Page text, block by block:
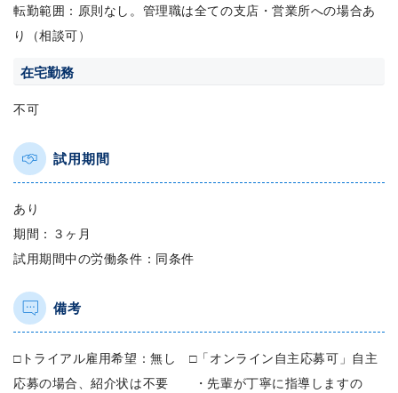
転勤範囲：原則なし。管理職は全ての支店・営業所への場合あ
り（相談可）
在宅勤務
不可
試用期間
あり
期間：３ヶ月
試用期間中の労働条件：同条件
備考
□トライアル雇用希望：無し □「オンライン自主応募可」自主
応募の場合、紹介状は不要 ・先輩が丁寧に指導しますの